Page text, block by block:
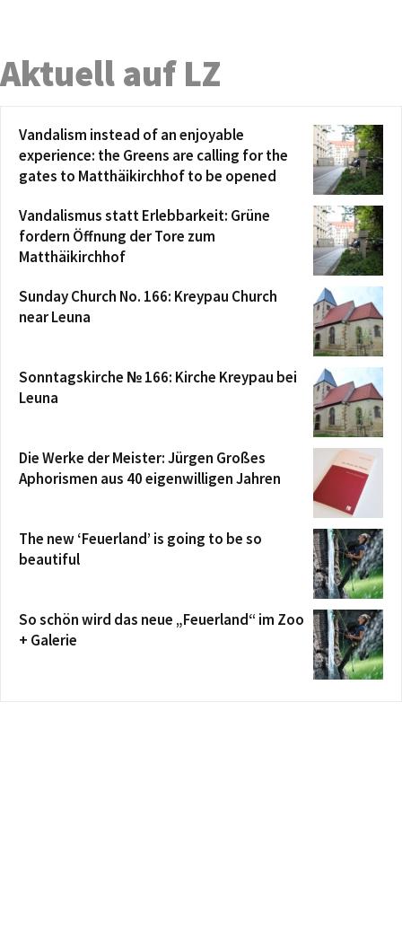
Aktuell auf LZ
Vandalism instead of an enjoyable
experience: the Greens are calling for the
gates to Matthäikirchhof to be opened
Vandalismus statt Erlebbarkeit: Grüne
fordern Öffnung der Tore zum
Matthäikirchhof
Sunday Church No. 166: Kreypau Church
near Leuna
Sonntagskirche № 166: Kirche Kreypau bei
Leuna
Die Werke der Meister: Jürgen Großes
Aphorismen aus 40 eigenwilligen Jahren
The new ‘Feuerland’ is going to be so
beautiful
So schön wird das neue „Feuerland“ im Zoo
+ Galerie